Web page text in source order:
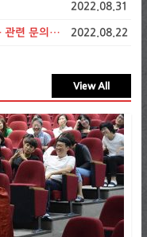
2022.08.31
드립니다. 2022.08.22
View All